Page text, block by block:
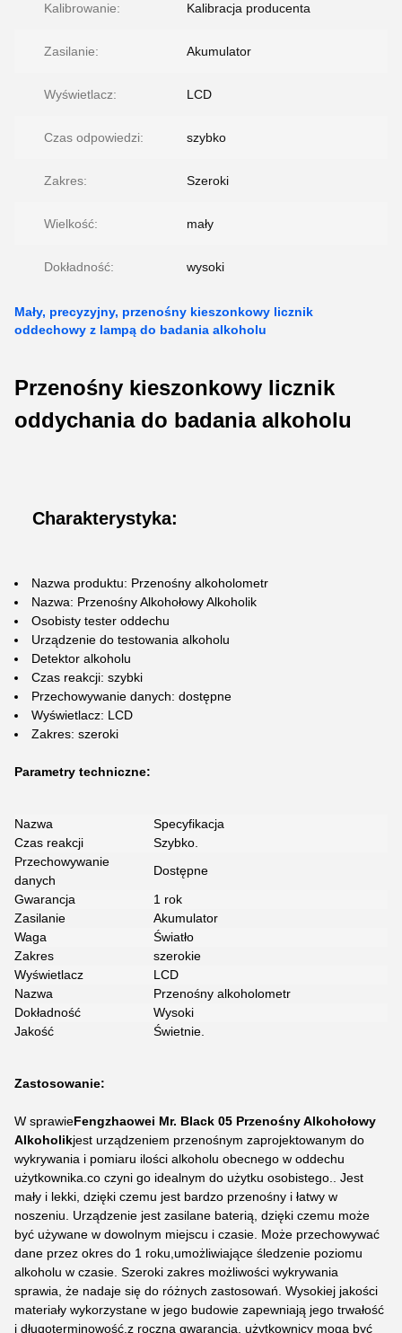
Kalibrowanie: Kalibracja producenta
Zasilanie: Akumulator
Wyświetlacz: LCD
Czas odpowiedzi: szybko
Zakres: Szeroki
Wielkość: mały
Dokładność: wysoki
Mały, precyzyjny, przenośny kieszonkowy licznik
oddechowy z lampą do badania alkoholu
Przenośny kieszonkowy licznik
oddychania do badania alkoholu
Charakterystyka:
Nazwa produktu: Przenośny alkoholometr
Nazwa: Przenośny Alkohołowy Alkoholik
Osobisty tester oddechu
Urządzenie do testowania alkoholu
Detektor alkoholu
Czas reakcji: szybki
Przechowywanie danych: dostępne
Wyświetlacz: LCD
Zakres: szeroki
Parametry techniczne:
Nazwa
Specyfikacja
Czas reakcji
Szybko.
Przechowywanie
danych
Dostępne
Gwarancja
1 rok
Zasilanie
Akumulator
Waga
Światło
Zakres
szerokie
Wyświetlacz
LCD
Nazwa
Przenośny alkoholometr
Dokładność
Wysoki
Jakość
Świetnie.
Zastosowanie:
W sprawieFengzhaowei Mr. Black 05 Przenośny Alkohołowy
Alkoholikjest urządzeniem przenośnym zaprojektowanym do
wykrywania i pomiaru ilości alkoholu obecnego w oddechu
użytkownika.co czyni go idealnym do użytku osobistego.. Jest
mały i lekki, dzięki czemu jest bardzo przenośny i łatwy w
noszeniu. Urządzenie jest zasilane baterią, dzięki czemu może
być używane w dowolnym miejscu i czasie. Może przechowywać
dane przez okres do 1 roku,umożliwiające śledzenie poziomu
alkoholu w czasie. Szeroki zakres możliwości wykrywania
sprawia, że nadaje się do różnych zastosowań. Wysokiej jakości
materiały wykorzystane w jego budowie zapewniają jego trwałość
i długoterminowość.z roczną gwarancją, użytkownicy mogą być